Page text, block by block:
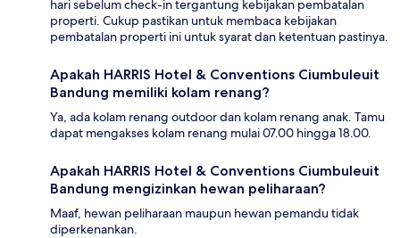
hari sebelum check-in tergantung kebijakan pembatalan
properti. Cukup pastikan untuk membaca kebijakan
pembatalan properti ini untuk syarat dan ketentuan pastinya.
Apakah HARRIS Hotel & Conventions Ciumbuleuit
Bandung memiliki kolam renang?
Ya, ada kolam renang outdoor dan kolam renang anak. Tamu
dapat mengakses kolam renang mulai 07.00 hingga 18.00.
Apakah HARRIS Hotel & Conventions Ciumbuleuit
Bandung mengizinkan hewan peliharaan?
Maaf, hewan peliharaan maupun hewan pemandu tidak
diperkenankan.